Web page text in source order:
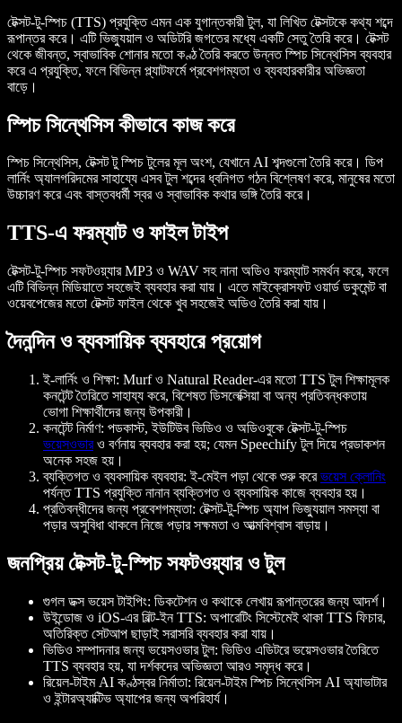
টেক্সট-টু-স্পিচ (TTS) প্রযুক্তি এমন এক যুগান্তকারী টুল, যা লিখিত টেক্সটকে কথ্য শব্দে
রূপান্তর করে। এটি ভিজ্যুয়াল ও অডিটরি জগতের মধ্যে একটি সেতু তৈরি করে। টেক্সট
থেকে জীবন্ত, স্বাভাবিক শোনার মতো কণ্ঠ তৈরি করতে উন্নত স্পিচ সিন্থেসিস ব্যবহার
করে এ প্রযুক্তি, ফলে বিভিন্ন প্ল্যাটফর্মে প্রবেশগম্যতা ও ব্যবহারকারীর অভিজ্ঞতা
বাড়ে।
স্পিচ সিন্থেসিস কীভাবে কাজ করে
স্পিচ সিন্থেসিস, টেক্সট টু স্পিচ টুলের মূল অংশ, যেখানে AI শব্দগুলো তৈরি করে। ডিপ
লার্নিং অ্যালগরিদমের সাহায্যে এসব টুল শব্দের ধ্বনিগত গঠন বিশ্লেষণ করে, মানুষের মতো
উচ্চারণ করে এবং বাস্তবধর্মী স্বর ও স্বাভাবিক কথার ভঙ্গি তৈরি করে।
TTS-এ ফরম্যাট ও ফাইল টাইপ
টেক্সট-টু-স্পিচ সফটওয়্যার MP3 ও WAV সহ নানা অডিও ফরম্যাট সমর্থন করে, ফলে
এটি বিভিন্ন মিডিয়াতে সহজেই ব্যবহার করা যায়। এতে মাইক্রোসফট ওয়ার্ড ডকুমেন্ট বা
ওয়েবপেজের মতো টেক্সট ফাইল থেকে খুব সহজেই অডিও তৈরি করা যায়।
দৈনন্দিন ও ব্যবসায়িক ব্যবহারে প্রয়োগ
ই-লার্নিং ও শিক্ষা: Murf ও Natural Reader-এর মতো TTS টুল শিক্ষামূলক
কনটেন্ট তৈরিতে সাহায্য করে, বিশেষত ডিসলেক্সিয়া বা অন্য প্রতিবন্ধকতায়
ভোগা শিক্ষার্থীদের জন্য উপকারী।
কনটেন্ট নির্মাণ: পডকাস্ট, ইউটিউব ভিডিও ও অডিওবুকে টেক্সট-টু-স্পিচ
ভয়েসওভারও বর্ণনায় ব্যবহার করা হয়; যেমন Speechify টুল দিয়ে প্রডাকশন
অনেক সহজ হয়।
ব্যক্তিগত ও ব্যবসায়িক ব্যবহার: ই-মেইল পড়া থেকে শুরু করেভয়েস ক্লোনিং
পর্যন্ত TTS প্রযুক্তি নানান ব্যক্তিগত ও ব্যবসায়িক কাজে ব্যবহার হয়।
প্রতিবন্ধীদের জন্য প্রবেশগম্যতা: টেক্সট-টু-স্পিচ অ্যাপ ভিজ্যুয়াল সমস্যা বা
পড়ার অসুবিধা থাকলে নিজে পড়ার সক্ষমতা ও আত্মবিশ্বাস বাড়ায়।
জনপ্রিয় টেক্সট-টু-স্পিচ সফটওয়্যার ও টুল
গুগল ডক্স ভয়েস টাইপিং: ডিকটেশন ও কথাকে লেখায় রূপান্তরের জন্য আদর্শ।
উইন্ডোজ ও iOS-এর বিল্ট-ইন TTS: অপারেটিং সিস্টেমেই থাকা TTS ফিচার,
অতিরিক্ত সেটআপ ছাড়াই সরাসরি ব্যবহার করা যায়।
ভিডিও সম্পাদনার জন্য ভয়েসওভার টুল: ভিডিও এডিটরে ভয়েসওভার তৈরিতে
TTS ব্যবহার হয়, যা দর্শকদের অভিজ্ঞতা আরও সমৃদ্ধ করে।
রিয়েল-টাইম AI কণ্ঠস্বর নির্মাতা: রিয়েল-টাইম স্পিচ সিন্থেসিস AI অ্যাভাটার
ও ইন্টারঅ্যাক্টিভ অ্যাপের জন্য অপরিহার্য।